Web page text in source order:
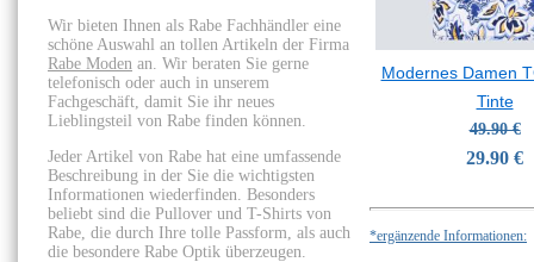
Wir bieten Ihnen als Rabe Fachhändler eine
schöne Auswahl an tollen Artikeln der Firma
Rabe Moden an. Wir beraten Sie gerne
telefonisch oder auch in unserem
Fachgeschäft, damit Sie ihr neues
Lieblingsteil von Rabe finden können.
Jeder Artikel von Rabe hat eine umfassende
Beschreibung in der Sie die wichtigsten
Informationen wiederfinden. Besonders
beliebt sind die Pullover und T-Shirts von
Rabe, die durch Ihre tolle Passform, als auch
die besondere Rabe Optik überzeugen.
Modernes Damen
Tinte
49.90 €
29.90 €
*ergänzende Informationen: